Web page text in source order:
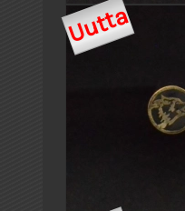
Uutta